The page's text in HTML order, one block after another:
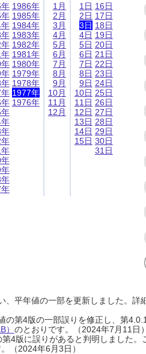
1986年
1985年
1984年
1983年
1982年
1981年
1980年
1979年
1978年
1977年
1976年
1月
2月
3月
4月
5月
6月
7月
8月
9月
10月
11月
12月
1日
2日
3日
4日
5日
6日
7日
8日
9日
10日
11日
12日
13日
14日
15日
16日
17日
18日
19日
20日
21日
22日
23日
24日
25日
26日
27日
28日
29日
30日
31日
、平年値の一部を更新しました。詳
第4版の一部誤りを修正し、第
のとおりです。（2024年7月11日）
4版に誤りがあると判明しました
（2024年6月3日）